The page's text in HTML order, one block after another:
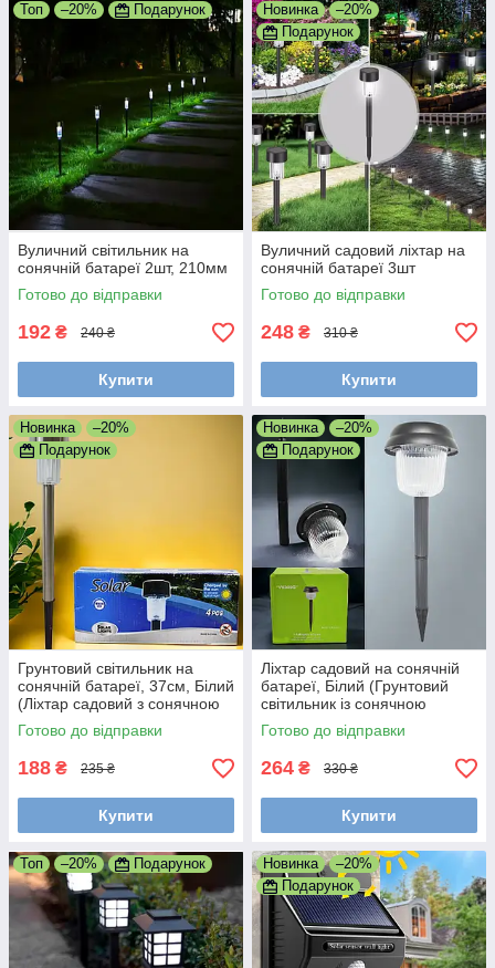
Топ –20% Подарунок
Вуличний світильник на
сонячній батареї 2шт, 210мм
Готово до відправки
192 ₴ 240 ₴
Купити
Новинка
–20%
Подарунок
Вуличний садовий ліхтар на
сонячній батареї 3шт
Готово до відправки
248 ₴ 310 ₴
Купити
Новинка
–20%
Подарунок
Грунтовий світильник на
сонячній батареї, 37см, Білий
(Ліхтар садовий з сонячною
панеллю)
Готово до відправки
188 ₴ 235 ₴
Купити
Новинка
–20%
Подарунок
Ліхтар садовий на сонячній
батареї, Білий (Грунтовий
світильник із сонячною
панеллю)
Готово до відправки
264 ₴ 330 ₴
Купити
Топ –20% Подарунок Новинка
–20%
Подарунок